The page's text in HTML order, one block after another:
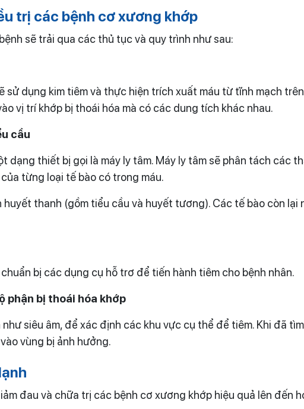
trị các bệnh cơ xương khớp
sẽ trải qua các thủ tục và quy trình như sau:
dụng kim tiêm và thực hiện trích xuất máu từ tĩnh mạch
vị trí khớp bị thoái hóa mà có các dung tích khác nhau.
cầu
thiết bị gọi là máy ly tâm. Máy ly tâm sẽ phân tách các
từng loại tế bào có trong máu.
thanh (gồm tiểu cầu và huyết tương). Các tế bào còn lại
bị các dụng cụ hỗ trơ để tiến hành tiêm cho bệnh nhân.
phận bị thoái hóa khớp
siêu âm, để xác định các khu vực cụ thể để tiêm. Khi đã
vùng bị ảnh hưởng.
đau và chữa trị các bệnh cơ xương khớp hiệu quả lên đến